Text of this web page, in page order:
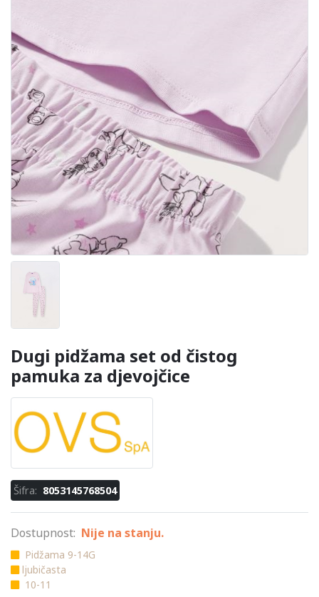
Dugi pidžama set od čistog
pamuka za djevojčice
Šifra: 8053145768504
Dostupnost: Nije na stanju.
Pidžama 9-14G
ljubičasta
10-11